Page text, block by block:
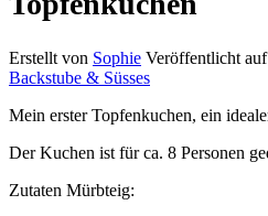
Erstellt von Sophie Veröffentlicht auf
Backstube & Süsses
Mein erster Topfenkuchen, ein
Der Kuchen ist für ca. 8 Personen
Zutaten Mürbteig: